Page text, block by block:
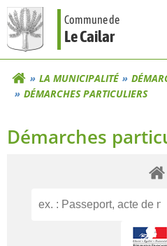
Aller
au
contenu
Commune de
Le Cailar
LA MUNICIPALITÉ
DÉMARCHES PARTICULIERS
Démarches